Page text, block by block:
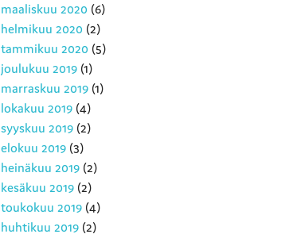
maaliskuu 2020 (6)
helmikuu 2020 (2)
tammikuu 2020 (5)
joulukuu 2019 (1)
marraskuu 2019 (1)
lokakuu 2019 (4)
syyskuu 2019 (2)
elokuu 2019 (3)
heinäkuu 2019 (2)
kesäkuu 2019 (2)
toukokuu 2019 (4)
huhtikuu 2019 (2)